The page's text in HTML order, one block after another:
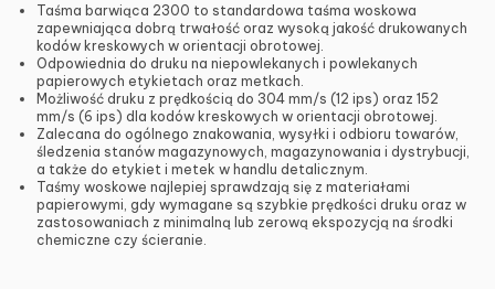
Taśma barwiąca 2300 to standardowa taśma woskowa
zapewniająca dobrą trwałość oraz wysoką jakość drukowanych
kodów kreskowych w orientacji obrotowej.
Odpowiednia do druku na niepowlekanych i powlekanych
papierowych etykietach oraz metkach.
Możliwość druku z prędkością do 304 mm/s (12 ips) oraz 152
mm/s (6 ips) dla kodów kreskowych w orientacji obrotowej.
Zalecana do ogólnego znakowania, wysyłki i odbioru towarów,
śledzenia stanów magazynowych, magazynowania i dystrybucji,
a także do etykiet i metek w handlu detalicznym.
Taśmy woskowe najlepiej sprawdzają się z materiałami
papierowymi, gdy wymagane są szybkie prędkości druku oraz w
zastosowaniach z minimalną lub zerową ekspozycją na środki
chemiczne czy ścieranie.